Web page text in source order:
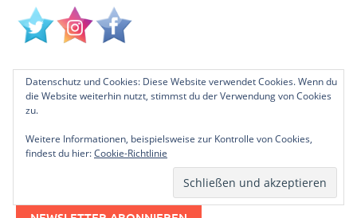
PLEASE FOLLOW & LIKE US :)
Datenschutz und Cookies: Diese Website verwendet Cookies. Wenn du
die Website weiterhin nutzt, stimmst du der Verwendung von Cookies
zu.
Weitere Informationen, beispielsweise zur Kontrolle von Cookies,
findest du hier:Cookie-Richtlinie